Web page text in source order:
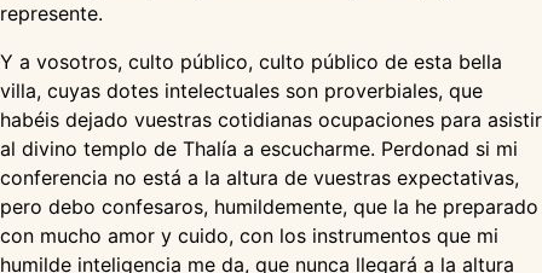
represente.
Y a vosotros, culto público, culto público de esta bella
villa, cuyas dotes intelectuales son proverbiales, que
habéis dejado vuestras cotidianas ocupaciones para asistir
al divino templo de Thalía a escucharme. Perdonad si mi
conferencia no está a la altura de vuestras expectativas,
pero debo confesaros, humildemente, que la he preparado
con mucho amor y cuido, con los instrumentos que mi
humilde inteligencia me da, que nunca llegará a la altura